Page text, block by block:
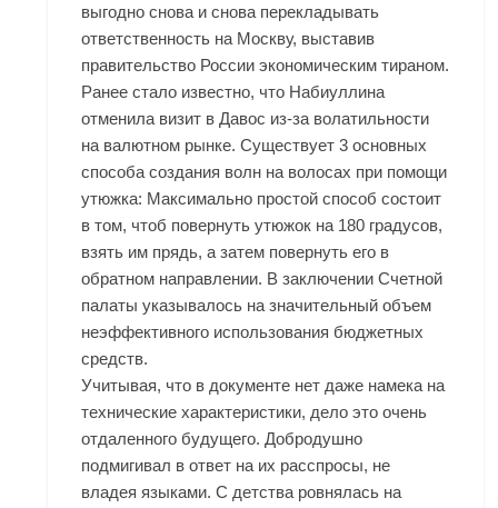
выгодно снова и снова перекладывать
ответственность на Москву, выставив
правительство России экономическим тираном.
Ранее стало известно, что Набиуллина
отменила визит в Давос из-за волатильности
на валютном рынке. Существует 3 основных
способа создания волн на волосах при помощи
утюжка: Максимально простой способ состоит
в том, чтоб повернуть утюжок на 180 градусов,
взять им прядь, а затем повернуть его в
обратном направлении. В заключении Счетной
палаты указывалось на значительный объем
неэффективного использования бюджетных
средств.
Учитывая, что в документе нет даже намека на
технические характеристики, дело это очень
отдаленного будущего. Добродушно
подмигивал в ответ на их расспросы, не
владея языками. С детства ровнялась на